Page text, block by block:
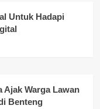
Untuk Hadapi
Warga Lawan
Benteng